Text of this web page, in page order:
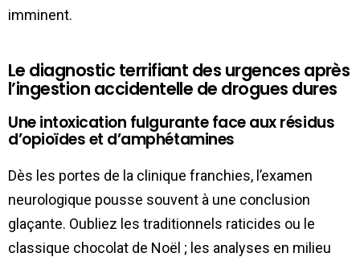
imminent.
Le diagnostic terrifiant des urgences après
l’ingestion accidentelle de drogues dures
Une intoxication fulgurante face aux résidus
d’opioïdes et d’amphétamines
Dès les portes de la clinique franchies, l’examen
neurologique pousse souvent à une conclusion
glaçante. Oubliez les traditionnels raticides ou le
classique chocolat de Noël ; les analyses en milieu